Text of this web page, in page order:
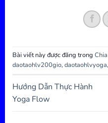
Bài viết này được đăng trong
daotaohlv200gio,daotaohlvyoga,
Hướng Dẫn Thực Hành
Yoga Flow